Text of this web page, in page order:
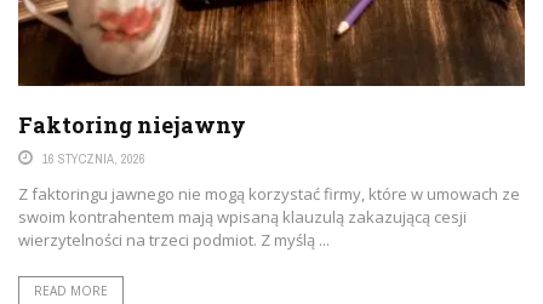
Faktoring niejawny
16 STYCZNIA, 2026
Z faktoringu jawnego nie mogą korzystać firmy, które w umowach ze
swoim kontrahentem mają wpisaną klauzulą zakazującą cesji
wierzytelności na trzeci podmiot. Z myślą ...
READ MORE